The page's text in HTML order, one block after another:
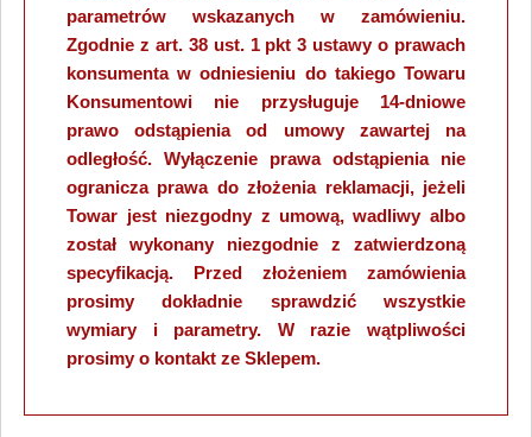
parametrów wskazanych w zamówieniu.
Zgodnie z art. 38 ust. 1 pkt 3 ustawy o prawach
konsumenta w odniesieniu do takiego Towaru
Konsumentowi nie przysługuje 14-dniowe
prawo odstąpienia od umowy zawartej na
odległość. Wyłączenie prawa odstąpienia nie
ogranicza prawa do złożenia reklamacji, jeżeli
Towar jest niezgodny z umową, wadliwy albo
został wykonany niezgodnie z zatwierdzoną
specyfikacją. Przed złożeniem zamówienia
prosimy dokładnie sprawdzić wszystkie
wymiary i parametry. W razie wątpliwości
prosimy o kontakt ze Sklepem.